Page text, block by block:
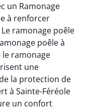
un Ramonage
à renforcer
ramonage poêle
poêle à
le ramonage
une
la protection de
à Sainte-Féréole
un confort